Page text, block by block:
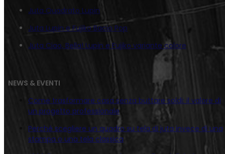
Juta Quadrato Lupin
Juta Lupin e Fujiko Bacio Pop
Juta Ciao, Bella! Lupin e Fujiko variante colore
NEWS & EVENTI
Come trasformare casa senza buttare soldi: il valore di
un progetto professionale
Perché scegliere un quadro su tela di juta invece di una
stampa o una tela classica